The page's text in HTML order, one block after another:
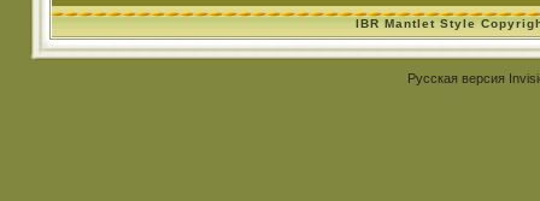
IBR Mantlet Style
Русская версия